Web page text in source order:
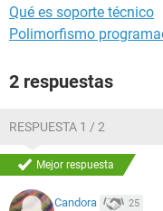
Qué es soporte técnico
Polimorfismo
2 respuestas
RESPUESTA 1 / 2
Mejor respuesta
Candora 25